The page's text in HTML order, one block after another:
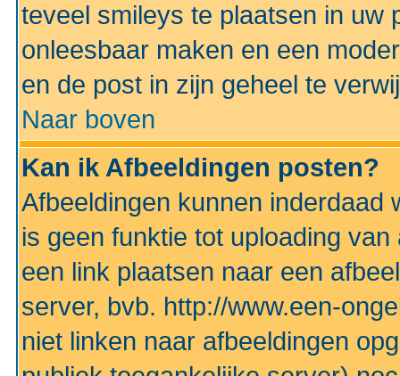
teveel smileys te plaatsen in uw
onleesbaar maken en een
en de post in zijn geheel te
Naar boven
Kan ik Afbeeldingen posten?
Afbeeldingen kunnen inderdaad
is geen funktie tot uploading
een link plaatsen naar een
server, bvb. http://www.een-
niet linken naar afbeeldingen